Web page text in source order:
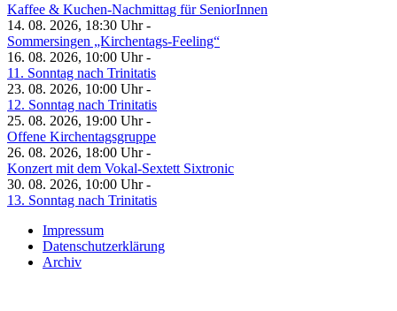
Kaffee & Kuchen-Nachmittag für SeniorInnen
14. 08. 2026, 18:30 Uhr -
Sommersingen „Kirchentags-Feeling“
16. 08. 2026, 10:00 Uhr -
11. Sonntag nach Trinitatis
23. 08. 2026, 10:00 Uhr -
12. Sonntag nach Trinitatis
25. 08. 2026, 19:00 Uhr -
Offene Kirchentagsgruppe
26. 08. 2026, 18:00 Uhr -
Konzert mit dem Vokal-Sextett Sixtronic
30. 08. 2026, 10:00 Uhr -
13. Sonntag nach Trinitatis
Impressum
Datenschutzerklärung
Archiv